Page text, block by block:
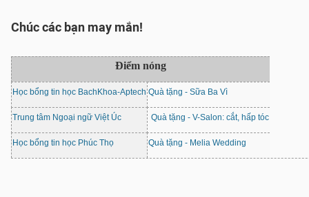
Chúc các bạn may mắn!
Điểm nóng
Học bổng tin học BachKhoa-Aptech Quà tặng - Sữa Ba Vì
Trung tâm Ngoại ngữ Việt Úc Quà tặng - V-Salon: cắt, hấp tóc
Học bổng tin học Phúc Thọ Quà tặng - Melia Wedding